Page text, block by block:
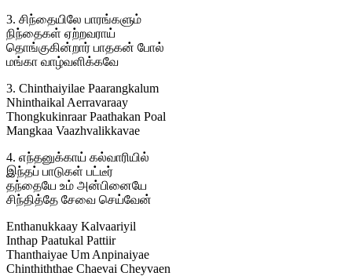
3. சிந்தையிலே பாரங்களும்
நிந்தைகள் ஏற்றவராய்
தொங்குகின்றார் பாதகன் போல்
மங்கா வாழ்வளிக்கவே
3. Chinthaiyilae Paarangkalum
Nhinthaikal Aerravaraay
Thongkukinraar Paathakan Poal
Mangkaa Vaazhvalikkavae
4. எந்தனுக்காய் கல்வாரியில்
இந்தப் பாடுகள் பட்டீர்
தந்தையே உம் அன்பினையே
சிந்தித்தே சேவை செய்வேன்
Enthanukkaay Kalvaariyil
Inthap Paatukal Pattiir
Thanthaiyae Um Anpinaiyae
Chinthiththae Chaevai Cheyvaen